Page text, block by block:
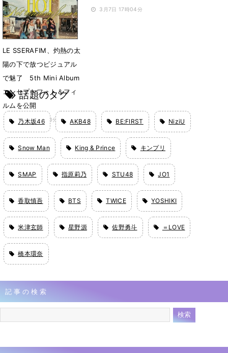
ーも
3月21日 14時37分
3月7日 17時04分
LE SSERAFIM、灼熱の太
陽の下で放つビジュアル
で魅了 5th Mini Album
コンセプトフォト＆フィ
ルムを公開
2月24日 16時13分
話題のタグ
乃木坂46 AKB48 BE:FIRST NiziU
Snow Man King & Prince キンプリ
SMAP 指原莉乃 STU48 JO1
香取慎吾 BTS TWICE YOSHIKI
米津玄師 星野源 佐野勇斗 ＝LOVE
橋本環奈
記事の検索